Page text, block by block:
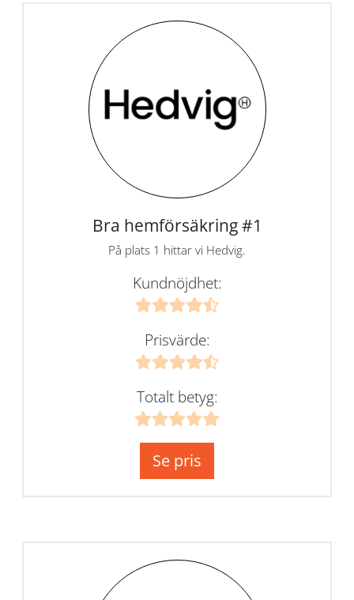
Bra hemförsäkring #1
På plats 1 hittar vi Hedvig.
Kundnöjdhet:
Prisvärde:
Totalt betyg:
Se pris